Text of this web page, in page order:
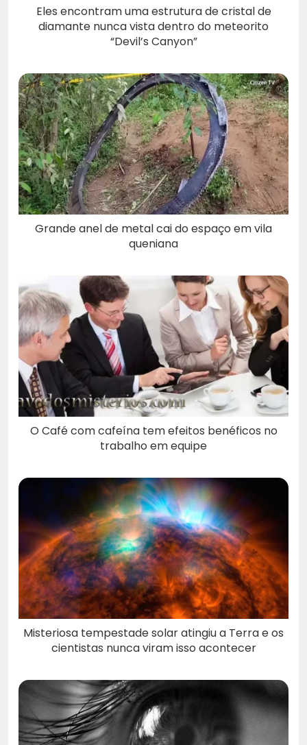
Eles encontram uma estrutura de cristal de
diamante nunca vista dentro do meteorito
“Devil’s Canyon”
Grande anel de metal cai do espaço em vila
queniana
O Café com cafeína tem efeitos benéficos no
trabalho em equipe
Misteriosa tempestade solar atingiu a Terra e os
cientistas nunca viram isso acontecer